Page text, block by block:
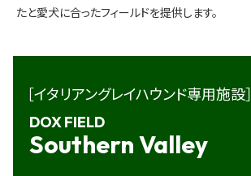
たと愛犬に合ったフィールドを提供します。
［イタリアングレイハウンド専用施設］
DOX FIELD
Southern Valley